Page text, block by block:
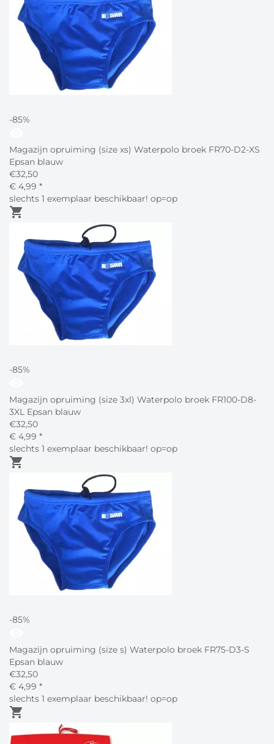
-85%
Magazijn opruiming (size xs) Waterpolo broek FR70-D2-XS
Epsan blauw
€32,50
€ 4,99 *
slechts 1 exemplaar beschikbaar! op=op
shopping_cart
-85%
Magazijn opruiming (size 3xl) Waterpolo broek FR100-D8-
3XL Epsan blauw
€32,50
€ 4,99 *
slechts 1 exemplaar beschikbaar! op=op
shopping_cart
-85%
Magazijn opruiming (size s) Waterpolo broek FR75-D3-S
Epsan blauw
€32,50
€ 4,99 *
slechts 1 exemplaar beschikbaar! op=op
shopping_cart